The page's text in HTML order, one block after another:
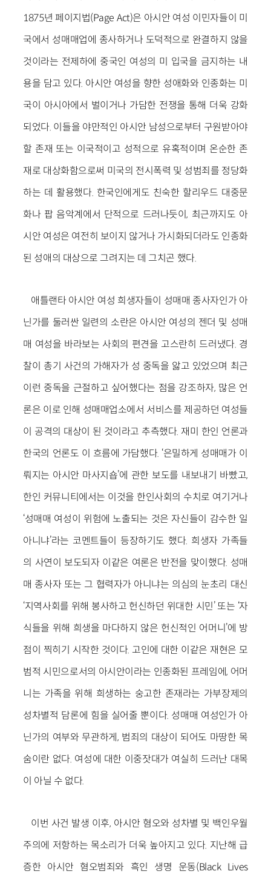
1875년 페이지법(Page Act)은 아시안 여성 이민자들이 미
국에서 성매매업에 종사하거나 도덕적으로 완결하지 않을
것이라는 전제하에 중국인 여성의 미 입국을 금지하는 내
용을 담고 있다. 아시안 여성을 향한 성애화와 인종화는 미
국이 아시아에서 벌이거나 가담한 전쟁을 통해 더욱 강화
되었다. 이들을 야만적인 아시안 남성으로부터 구원받아야
할 존재 또는 이국적이고 성적으로 유혹적이며 온순한 존
재로 대상화함으로써 미국의 전시폭력 및 성범죄를 정당화
하는 데 활용했다. 한국인에게도 친숙한 할리우드 대중문
화나 팝 음악계에서 단적으로 드러나듯이, 최근까지도 아
시안 여성은 여전히 보이지 않거나 가시화되더라도 인종화
된 성애의 대상으로 그려지는 데 그치곤 했다.
애틀랜타 아시안 여성 희생자들이 성매매 종사자인가 아
닌가를 둘러싼 일련의 소란은 아시안 여성의 젠더 및 성매
매 여성을 바라보는 사회의 편견을 고스란히 드러냈다. 경
찰이 총기 사건의 가해자가 성 중독을 앓고 있었으며 최근
이런 중독을 근절하고 싶어했다는 점을 강조하자, 많은 언
론은 이로 인해 성매매업소에서 서비스를 제공하던 여성들
이 공격의 대상이 된 것이라고 추측했다. 재미 한인 언론과
한국의 언론도 이 흐름에 가담했다. ‘은밀하게 성매매가 이
뤄지는 아시안 마사지숍’에 관한 보도를 내보내기 바빴고,
한인 커뮤니티에서는 이것을 한인사회의 수치로 여기거나
‘성매매 여성이 위험에 노출되는 것은 자신들이 감수한 일
아니냐’라는 코멘트들이 등장하기도 했다. 희생자 가족들
의 사연이 보도되자 이같은 여론은 반전을 맞이했다. 성매
매 종사자 또는 그 협력자가 아니냐는 의심의 눈초리 대신
‘지역사회를 위해 봉사하고 헌신하던 위대한 시민’ 또는 ‘자
식들을 위해 희생을 마다하지 않은 헌신적인 어머니’에 방
점이 찍히기 시작한 것이다. 고인에 대한 이같은 재현은 모
범적 시민으로서의 아시안이라는 인종화된 프레임에, 어머
니는 가족을 위해 희생하는 숭고한 존재라는 가부장제의
성차별적 담론에 힘을 실어줄 뿐이다. 성매매 여성인가 아
닌가의 여부와 무관하게, 범죄의 대상이 되어도 마땅한 목
숨이란 없다. 여성에 대한 이중잣대가 여실히 드러난 대목
이 아닐 수 없다.
이번 사건 발생 이후, 아시안 혐오와 성차별 및 백인우월
주의에 저항하는 목소리가 더욱 높아지고 있다. 지난해 급
증한 아시안 혐오범죄와 흑인 생명 운동(Black Lives